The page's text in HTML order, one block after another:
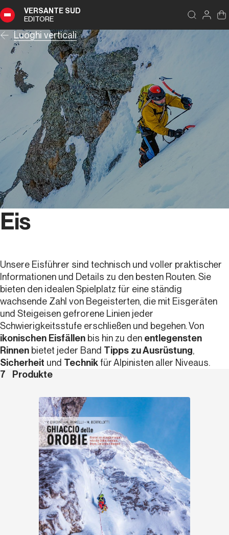
VERSANTE SUD
EDITORE
Luoghi verticali
Eis
Unsere Eisführer sind technisch und voller praktischer
Informationen und Details zu den besten Routen. Sie
bieten den idealen Spielplatz für eine ständig
wachsende Zahl von Begeisterten, die mit Eisgeräten
und Steigeisen gefrorene Linien jeder
Schwierigkeitsstufe erschließen und begehen. Von
ikonischen Eisfällen bis hin zu den entlegensten
Rinnen bietet jeder Band Tipps zu Ausrüstung,
Sicherheit und Technikfür Alpinisten aller Niveaus.
7
Produkte